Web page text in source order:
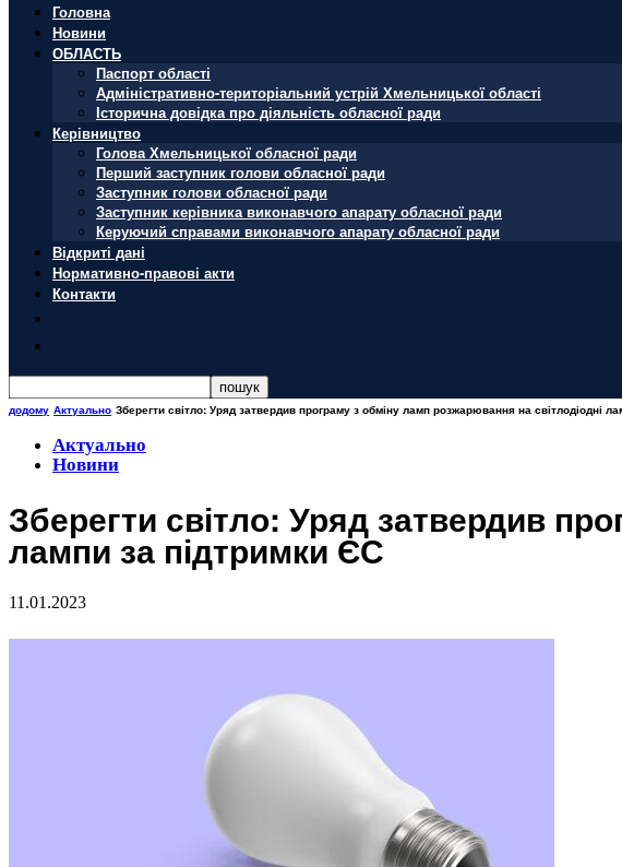
Головна
Новини
ОБЛАСТЬ
Паспорт області
Адміністративно-територіальний устрій Хмельницької області
Історична довідка про діяльність обласної ради
Керівництво
Голова Хмельницької обласної ради
Перший заступник голови обласної ради
Заступник голови обласної ради
Заступник керівника виконавчого апарату обласної ради
Керуючий справами виконавчого апарату обласної ради
Відкриті дані
Нормативно-правові акти
Контакти
додому Актуально Зберегти світло: Уряд затвердив програму з обміну ламп розжарювання на світлодіодні
Актуально
Новини
Зберегти світло: Уряд затвердив
лампи за підтримки ЄС
11.01.2023